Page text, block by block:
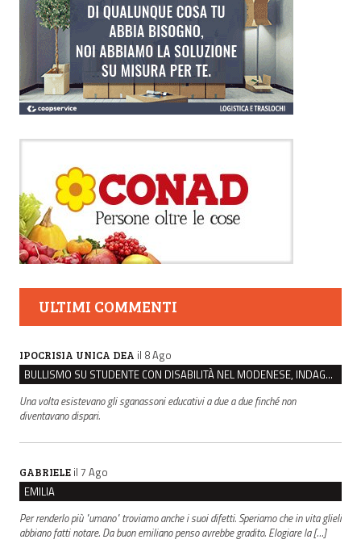
ULTIMI COMMENTI
IPOCRISIA UNICA DEA il 8 Ago
BULLISMO SU STUDENTE CON DISABILITÀ NEL MODENESE, INDAGATI DUE RAGAZZI DI 16 ANNI
Una volta esistevano gli sganassoni educativi a due a due finché non
diventavano dispari.
GABRIELE il 7 Ago
EMILIA
Per renderlo più "umano" troviamo anche i suoi difetti. Speriamo che in vita glieli
abbiano fatti notare. Da buon emiliano penso avrebbe gradito. Elogiare la […]